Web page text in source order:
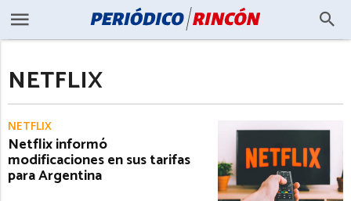
NETFLIX
NETFLIX
Netflix informó
modificaciones en sus tarifas
para Argentina